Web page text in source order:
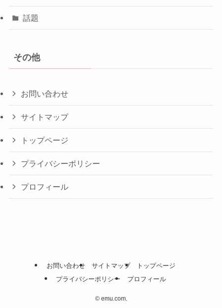
話題
その他
お問い合わせ
サイトマップ
トップページ
プライバシーポリシー
プロフィール
お問い合わせ サイトマップ
トップページ
プライバシーポリシー
プロフィール
©emu.com.